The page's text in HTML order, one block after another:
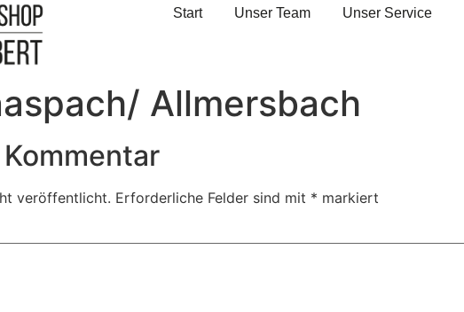
Start Unser Team Unser Service
Allmersbach
veröffentlicht. Erforderliche Felder sind mit * markiert